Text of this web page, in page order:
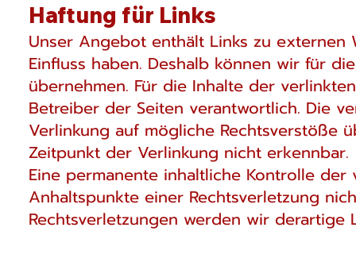
Haftung für Links
Unser Angebot enthält Links zu
Einfluss haben. Deshalb können wir für
übernehmen. Für die Inhalte der
Betreiber der Seiten verantwortlich. Die
Verlinkung auf mögliche Rechtsverstöße
Zeitpunkt der Verlinkung nicht erkennbar.
Eine permanente inhaltliche Kontrolle
Anhaltspunkte einer Rechtsverletzung
Rechtsverletzungen werden wir derartige